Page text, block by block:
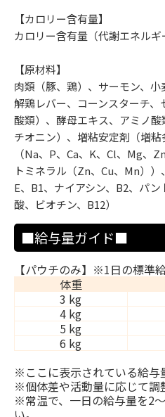
【カロリー含有量】
カロリー含有量（代謝エネル
【原材料】
肉類（豚、鶏）、サーモン、
解鶏レバー、コーンスターチ、
酸類）、酵母エキス、アミノ
チオニン）、増粘安定剤（増
（Na、P、Ca、K、Cl、Mg、
トミネラル（Zn、Cu、Mn））
E、B1、ナイアシン、B2、パ
酸、ビオチン、B12）
■給与量ガイド■
【パウチのみ】※1日の標準
体重
3 kg
4 kg
5 kg
6 kg
※ここに表示されている給与
※個体差や活動量に応じて調
※常温で、一日の給与量を2